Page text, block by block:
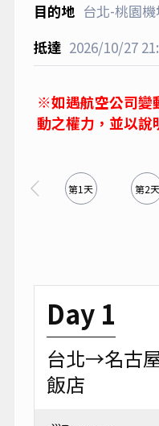
台北-桃園機
2026/10/27
※如遇航空公司變
動之權力，並以說
第1天 第2天
Day 1
台北→名古
飯店